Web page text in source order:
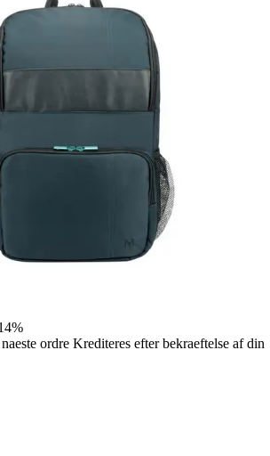
ordre Krediteres efter bekraeftelse af din